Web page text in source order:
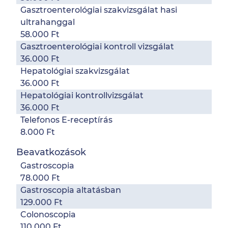
Gasztroenterológiai szakvizsgálat hasi
ultrahanggal
58.000 Ft
Gasztroenterológiai kontroll vizsgálat
36.000 Ft
Hepatológiai szakvizsgálat
36.000 Ft
Hepatológiai kontrollvizsgálat
36.000 Ft
Telefonos E-receptírás
8.000 Ft
Beavatkozások
Gastroscopia
78.000 Ft
Gastroscopia altatásban
129.000 Ft
Colonoscopia